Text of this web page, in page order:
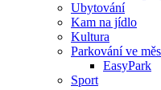
Ubytování
Kam na jídlo
Kultura
Parkování ve
EasyPark
Sport